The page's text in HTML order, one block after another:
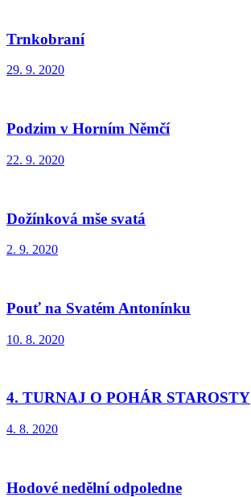
Trnkobraní
29. 9. 2020
Podzim v Horním Němčí
22. 9. 2020
Dožínková mše svatá
2. 9. 2020
Pouť na Svatém Antonínku
10. 8. 2020
4. TURNAJ O POHÁR STAROSTY
4. 8. 2020
Hodové nedělní odpoledne